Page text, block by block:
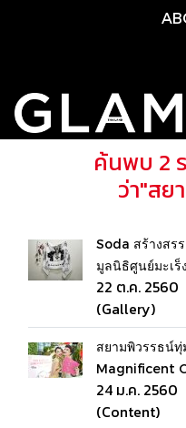
ค้นพบ 2
ว่า"สย
Soda สร้างสร
มูลนิธิศูนย์มะเร็
22 ต.ค. 2560
(Gallery)
สยามพิวรรธน์
Magnificent
24 ม.ค. 2560
(Content)